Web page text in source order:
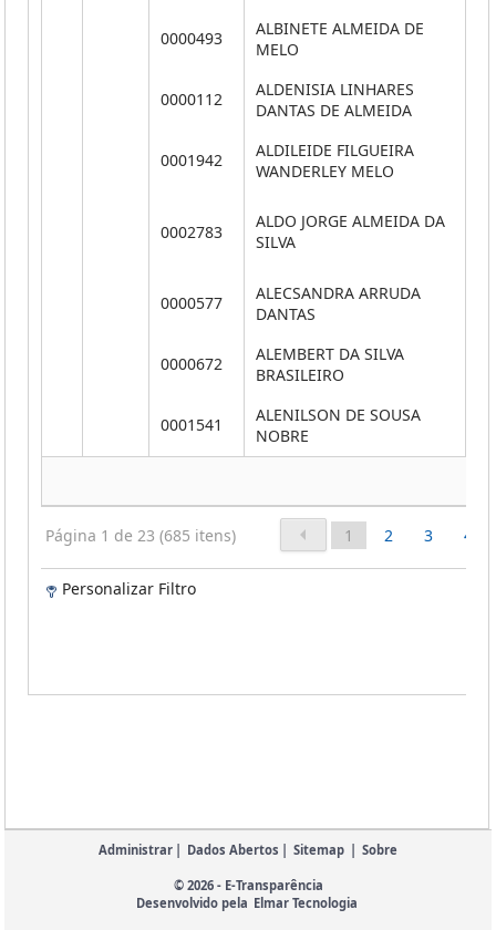
0000493
ALBINETE ALMEIDA DE
MELO
0000112
ALDENISIA LINHARES
DANTAS DE ALMEIDA
0001942
ALDILEIDE FILGUEIRA
WANDERLEY MELO
0002783
ALDO JORGE ALMEIDA DA
SILVA
0000577
ALECSANDRA ARRUDA
DANTAS
0000672
ALEMBERT DA SILVA
BRASILEIRO
0001541
ALENILSON DE SOUSA
NOBRE
Página 1 de 23 (685 itens) 1 2 3 4
Personalizar Filtro
Administrar Dados Abertos Sitemap Sobre
© 2026 - E-Transparência
Desenvolvido pela Elmar Tecnologia